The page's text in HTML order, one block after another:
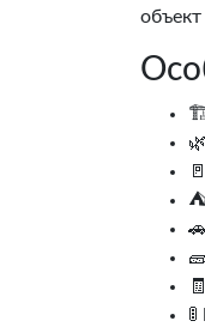
🌿
🚪
⛺
🚗
🧱
🧾
🚦